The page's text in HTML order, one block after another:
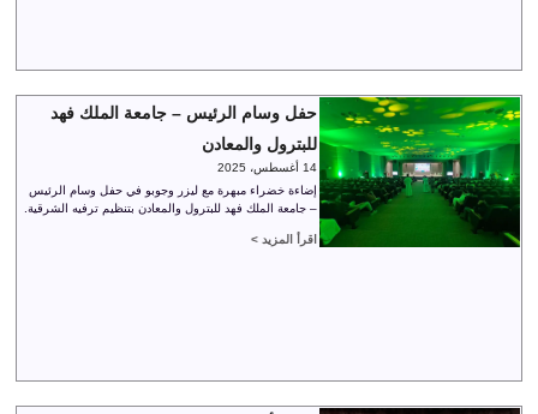
حفل وسام الرئيس – جامعة الملك فهد
للبترول والمعادن
14 أغسطس، 2025
إضاءة خضراء مبهرة مع ليزر وجوبو في حفل وسام الرئيس
– جامعة الملك فهد للبترول والمعادن بتنظيم ترفيه الشرقية.
اقرأ المزيد >